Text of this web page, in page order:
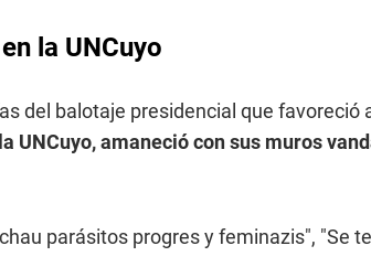
la UNCuyo
del balotaje presidencial que favoreció
UNCuyo, amaneció con sus muros
parásitos progres y feminazis", "Se